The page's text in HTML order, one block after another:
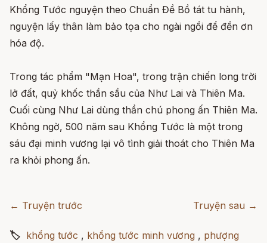
Khổng Tước nguyện theo Chuẩn Đề Bồ tát tu hành,
nguyện lấy thân làm bảo tọa cho ngài ngồi để đền ơn
hóa độ.
Trong tác phẩm "Mạn Hoa", trong trận chiến long trời
lở đất, quỷ khốc thần sầu của Như Lai và Thiên Ma.
Cuối cùng Như Lai dùng thần chú phong ấn Thiên Ma.
Không ngờ, 500 năm sau Khổng Tước là một trong
sáu đại minh vương lại vô tình giải thoát cho Thiên Ma
ra khỏi phong ấn.
← Truyện trước Truyện sau →
🏷 khổng tước , khổng tước minh vương , phượng